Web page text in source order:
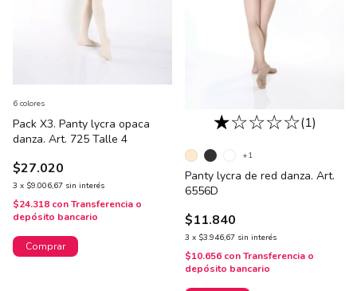
Pack X3. Panty lycra opaca
danza. Art. 725 Talle 4
$27.020
3 x $9.006,67 sin interés
$24.318 conTransferencia o
depósito bancario
6 colores
Comprar
(1)
Panty lycra de red danza. Art.
6556D
$11.840
3 x $3.946,67 sin interés
$10.656 conTransferencia o
depósito bancario
+1